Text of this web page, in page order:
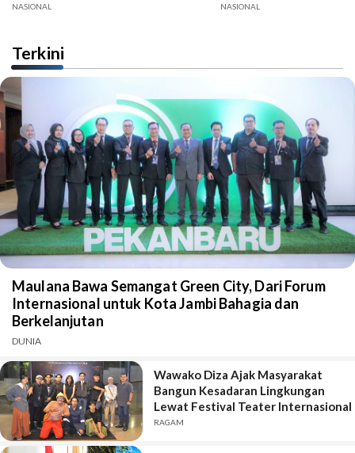
NASIONAL NASIONAL
Terkini
Maulana Bawa Semangat Green City, Dari Forum
Internasional untuk Kota Jambi Bahagia dan
Berkelanjutan
DUNIA
Wawako Diza Ajak Masyarakat
Bangun Kesadaran Lingkungan
Lewat Festival Teater Internasional
RAGAM